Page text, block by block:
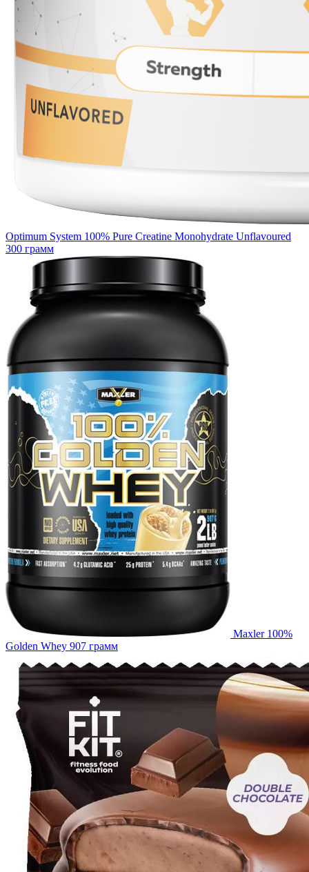
Optimum System 100% Pure Creatine Monohydrate Unflavoured
300 грамм
Maxler 100%
Golden Whey 907 грамм